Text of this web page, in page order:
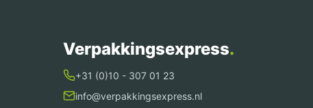
Verpakkingsexpress.
+31 (0)10 - 307 01 23
info@verpakkingsexpress.nl